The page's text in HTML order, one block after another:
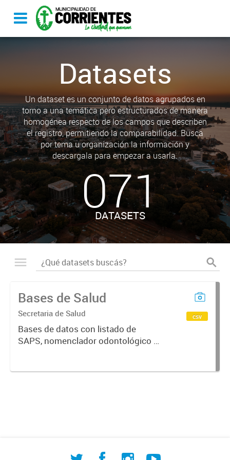
Datasets
Un dataset es un conjunto de datos agrupados en
torno a una temática pero estructurados de manera
homogénea respecto de los campos que describen
el registro, permitiendo la comparabilidad. Busca
por tema u organización la información y
descargala para empezar a usarla.
071
DATASETS
Bases de Salud
Secretaria de Salud
Bases de datos con listado de
SAPS, nomenclador odontológico y
csv